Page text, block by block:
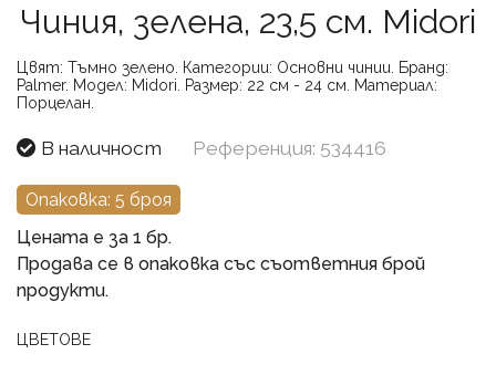
Чиния, зелена, 23,5 см. Midori
Цвят: Тъмно зелено. Категории: Основни чинии. Бранд:
Palmer. Модел: Midori. Размер: 22 см - 24 см. Материал:
Порцелан.
В наличност Референция: 534416
Опаковка: 5 броя
Цената е за 1 бр.
Продава се в опаковка със съответния брой
продукти.
ЦВЕТОВЕ